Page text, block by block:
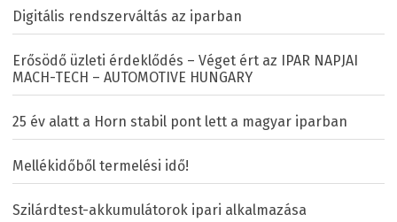
Digitális rendszerváltás az iparban
Erősödő üzleti érdeklődés – Véget ért az IPAR NAPJAI
MACH-TECH – AUTOMOTIVE HUNGARY
25 év alatt a Horn stabil pont lett a magyar iparban
Mellékidőből termelési idő!
Szilárdtest-akkumulátorok ipari alkalmazása